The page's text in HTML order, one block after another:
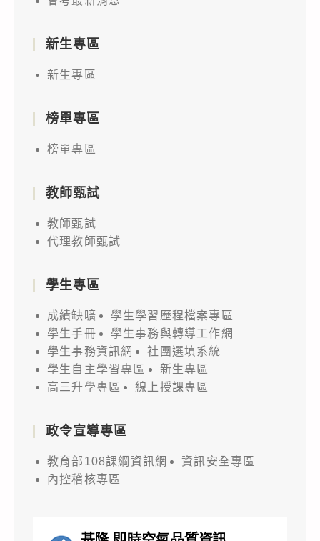
新生專區
新生專區
榜單專區
榜單專區
教師甄試
教師甄試
代理教師甄試
學生專區
成績缺曠
學生學習歷程檔案專區
學生手冊
學生事務與轉導工作網
學生事務資訊網
社團選填系統
學生自主學習專區
新生專區
高三升學專區
線上授課專區
政令宣導專區
教育部108課綱資訊網
資訊安全專區
內控稽核專區